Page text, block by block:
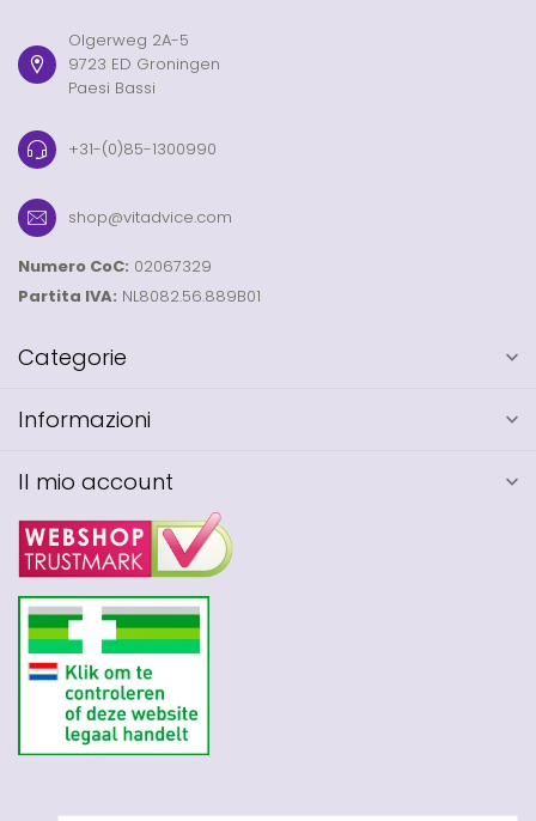
Olgerweg 2A-5
9723 ED Groningen
Paesi Bassi
+31-(0)85-1300990
shop@vitadvice.com
Numero CoC: 02067329
Partita IVA: NL8082.56.889B01
Categorie
Informazioni
Il mio account